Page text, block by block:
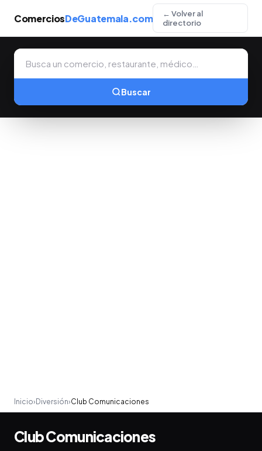
ComerciosDeGuatemala.com
← Volver al
directorio
Buscar
Inicio› Diversión›Club Comunicaciones
Club Comunicaciones